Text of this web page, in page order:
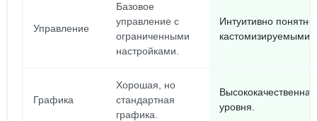
Управление
Базовое
управление с
ограниченными
настройками.
Интуитивно
кастомизируемыми
Графика
Хорошая, но
стандартная
графика.
уровня.